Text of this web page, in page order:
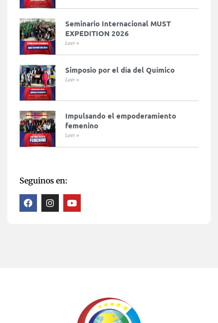
Seminario Internacional MUST
EXPEDITION 2026
Leer »
Simposio por el día del Químico
Leer »
Impulsando el empoderamiento
femenino
Leer »
Seguinos en: